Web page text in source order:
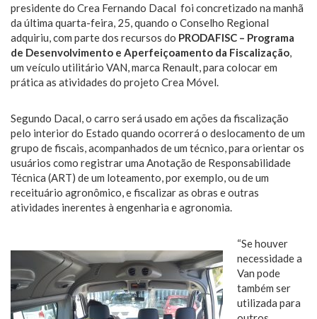
presidente do Crea Fernando Dacal foi concretizado na manhã
da última quarta-feira, 25, quando o Conselho Regional
adquiriu, com parte dos recursos do PRODAFISC – Programa
de Desenvolvimento e Aperfeiçoamento da Fiscalização,
um veículo utilitário VAN, marca Renault, para colocar em
prática as atividades do projeto Crea Móvel.
Segundo Dacal, o carro será usado em ações da fiscalização
pelo interior do Estado quando ocorrerá o deslocamento de um
grupo de fiscais, acompanhados de um técnico, para orientar os
usuários como registrar uma Anotação de Responsabilidade
Técnica (ART) de um loteamento, por exemplo, ou de um
receituário agronômico, e fiscalizar as obras e outras
atividades inerentes à engenharia e agronomia.
“Se houver
necessidade a
Van pode
também ser
utilizada para